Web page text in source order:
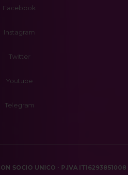
Facebook
Instagram
Twitter
Youtube
Telegram
SOCIO UNICO - P.IVA IT16293851008